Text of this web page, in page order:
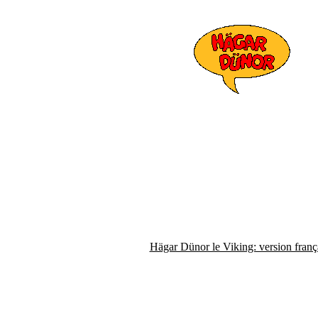
Hägar Dünor le Viking: version